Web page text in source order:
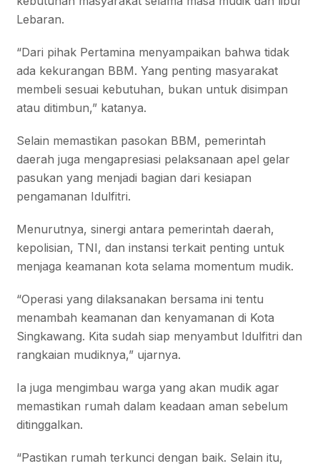
Lebaran.
“Dari pihak Pertamina menyampaikan bahwa tidak
ada kekurangan BBM. Yang penting masyarakat
membeli sesuai kebutuhan, bukan untuk disimpan
atau ditimbun,” katanya.
Selain memastikan pasokan BBM, pemerintah
daerah juga mengapresiasi pelaksanaan apel gelar
pasukan yang menjadi bagian dari kesiapan
pengamanan Idulfitri.
Menurutnya, sinergi antara pemerintah daerah,
kepolisian, TNI, dan instansi terkait penting untuk
menjaga keamanan kota selama momentum mudik.
“Operasi yang dilaksanakan bersama ini tentu
menambah keamanan dan kenyamanan di Kota
Singkawang. Kita sudah siap menyambut Idulfitri dan
rangkaian mudiknya,” ujarnya.
Ia juga mengimbau warga yang akan mudik agar
memastikan rumah dalam keadaan aman sebelum
ditinggalkan.
“Pastikan rumah terkunci dengan baik. Selain itu,